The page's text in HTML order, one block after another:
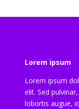
Lorem ipsum
Lorem ipsum
elit. Sed
lobortis augue,